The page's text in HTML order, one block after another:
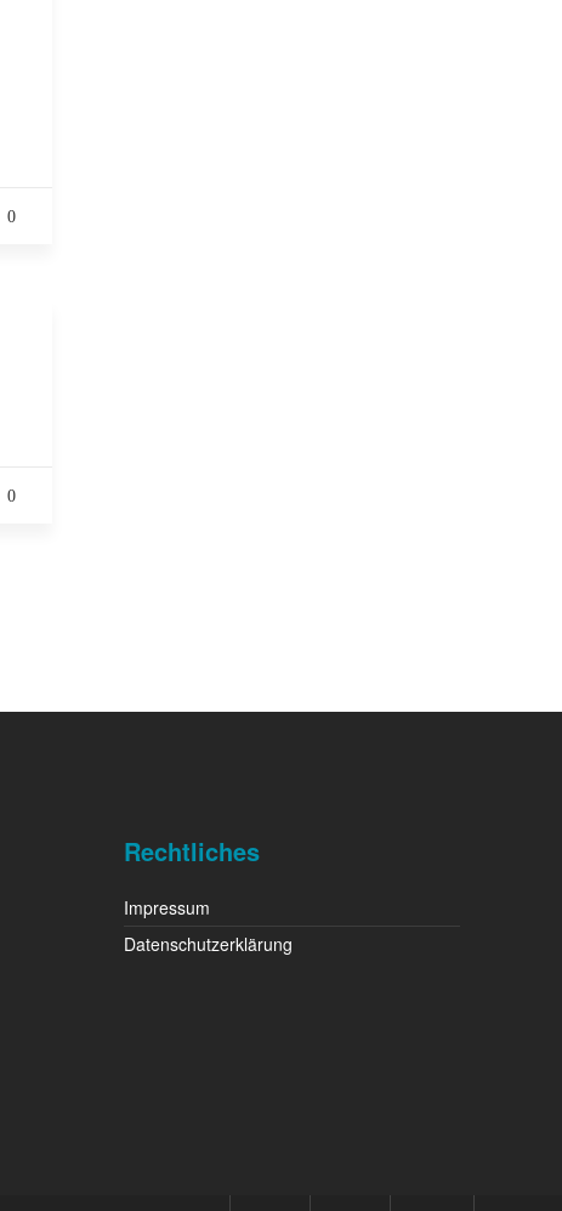
0
0
Rechtliches
Impressum
Datenschutzerklärung